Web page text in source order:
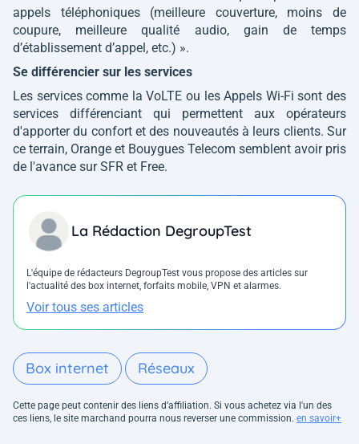
appels téléphoniques (meilleure couverture, moins de
coupure, meilleure qualité audio, gain de temps
d’établissement d’appel, etc.) ».
Se différencier sur les services
Les services comme la VoLTE ou les Appels Wi-Fi sont des
services différenciant qui permettent aux opérateurs
d'apporter du confort et des nouveautés à leurs clients. Sur
ce terrain, Orange et Bouygues Telecom semblent avoir pris
de l'avance sur SFR et Free.
La Rédaction DegroupTest
L'équipe de rédacteurs DegroupTest vous propose des articles sur
l'actualité des box internet, forfaits mobile, VPN et alarmes.
Voir tous ses articles
Box internet Réseaux
Cette page peut contenir des liens d’affiliation. Si vous achetez via l'un des
ces liens, le site marchand pourra nous reverser une commission. en savoir+